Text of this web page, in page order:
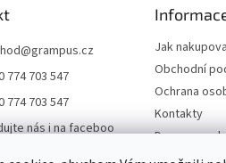
@grampus.cz
774 703 547
774 703 547
nás i na faceboo
Jak
Obchodní
Ochrana
Kontakty
Doprava a